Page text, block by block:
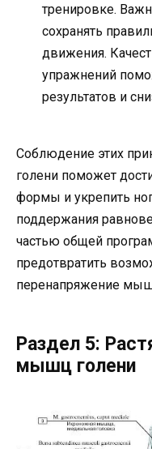
тренировке.
сохранять
движения.
упражнений
результатов и
Соблюдение этих
голени поможет
формы и укрепить
поддержания
частью общей
предотвратить
перенапряжение
Раздел 5:
мышц голени